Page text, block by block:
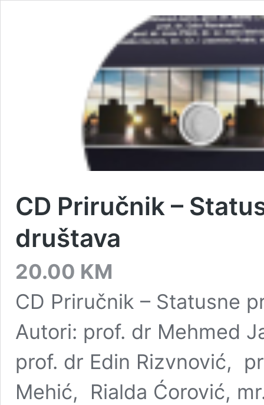
CD Priručnik –
društava
20.00 KM
CD Priručnik – Statusne
Autori: prof. dr Mehmed
prof. dr Edin Rizvnović,
Mehić, Rialda Ćorović,